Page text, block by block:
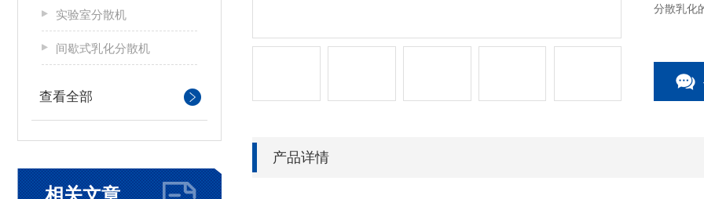
实验室分散机
间歇式乳化分散机
查看全部
相关文章
分散乳化
产品详情